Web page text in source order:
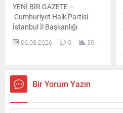
YENİ BİR GAZETE –
Cumhuriyet Halk Partisi
İstanbul İl Başkanlığı
temmuz ayının 21. gününde
yaptığı duyuruyla çok sayıda
aykırı faaliyetler gerekçesiyle
görevden uzaklaştırmıştı.
06.08.2026 0 30
Bir Yorum Yazın